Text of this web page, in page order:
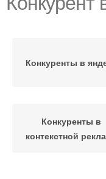
Конкуренты в
Конкуренты в
контекстной